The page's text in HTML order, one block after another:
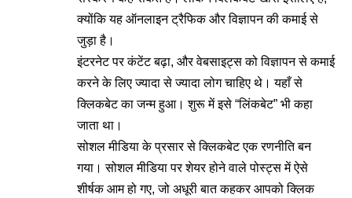
क्योंकि यह ऑनलाइन ट्रैफिक और विज्ञापन की कमाई से
जुड़ा है।
इंटरनेट पर कंटेंट बढ़ा, और वेबसाइट्स को विज्ञापन से कमाई
करने के लिए ज्यादा से ज्यादा लोग चाहिए थे। यहाँ से
क्लिकबेट का जन्म हुआ। शुरू में इसे “लिंकबेट” भी कहा
जाता था।
सोशल मीडिया के प्रसार से क्लिकबेट एक रणनीति बन
गया। सोशल मीडिया पर शेयर होने वाले पोस्ट्स में ऐसे
शीर्षक आम हो गए, जो अधूरी बात कहकर आपको क्लिक